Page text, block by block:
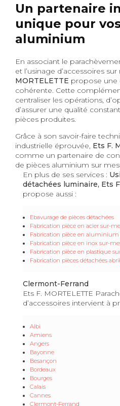
Un partenaire
unique pour
aluminium
En associant le
et l’usinage d’accessoires
MORTELETTE propose une
cohérente. Cette
centraliser les opérations,
d’assurer une qualité
pièces produites.
Grâce à son savoir-faire
industrielle éprouvée, Ets F.
comme un partenaire de
de pièces aluminium sur
En plus de ses services :
détachées luminaire, Ets
propose aussi :
Ebavurage de pièces détachées
Fabrication pièce en acier sur-
Fabrication pièce en
Fabrication pièce en inox sur-
Fabrication pièce en plastique
Fabrication pièces détachées
Clermont-Ferrand
Ets F. MORTELETTE
d’accessoires intervient à
Albi
Amiens
Angers
Bayonne
Besançon
Bordeaux
Bourges
Calais
Cannes
Clermont-Ferrand